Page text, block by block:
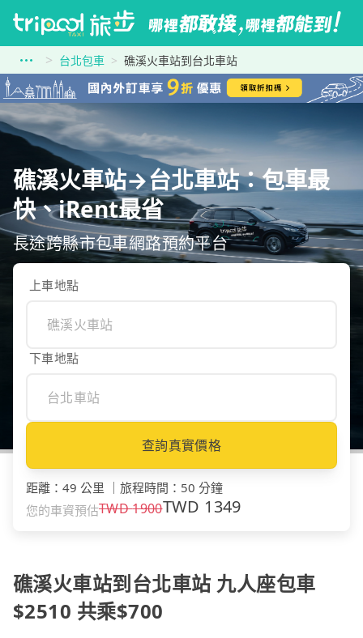
台北包車 礁溪火車站到台北車站
礁溪火車站→台北車站：包車最
快、iRent最省
長途跨縣市包車網路預約平台
上車地點
下車地點
查詢真實價格
距離 ： 49 公里 旅程時間 ： 50 分鐘
您的車資預估TWD1900TWD 1349
礁溪火車站到台北車站 九人座包車
$2510 共乘$700